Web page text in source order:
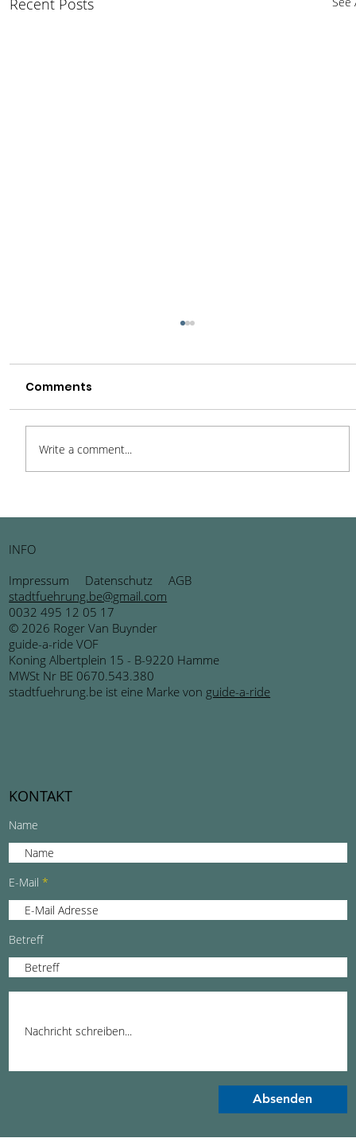
Recent Posts
Comments
Write a comment...
KONTAKT
Name
E-Mail
Betreff
Absenden
INFO
Impressum
Datenschutz
AGB
stadtfuehrung.be@gmail.com
0032 495 12 05 17
© 2026 Roger Van Buynder
guide-a-ride VOF
Koning Albertplein 15 - B-9220 Hamme
MWSt Nr BE 0670.543.380
stadtfuehrung.be ist eine Marke von guide-a-ride